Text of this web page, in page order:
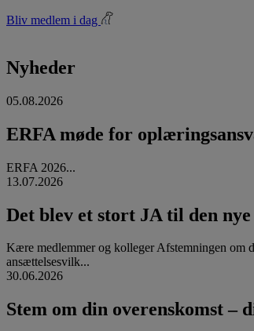
Bliv medlem i dag
Nyheder
05.08.2026
ERFA møde for
ERFA 2026...
13.07.2026
Det blev et stort JA til den
Kære medlemmer og kolleger Afstemningen om
ansættelsesvilk...
30.06.2026
Stem om din overenskomst –